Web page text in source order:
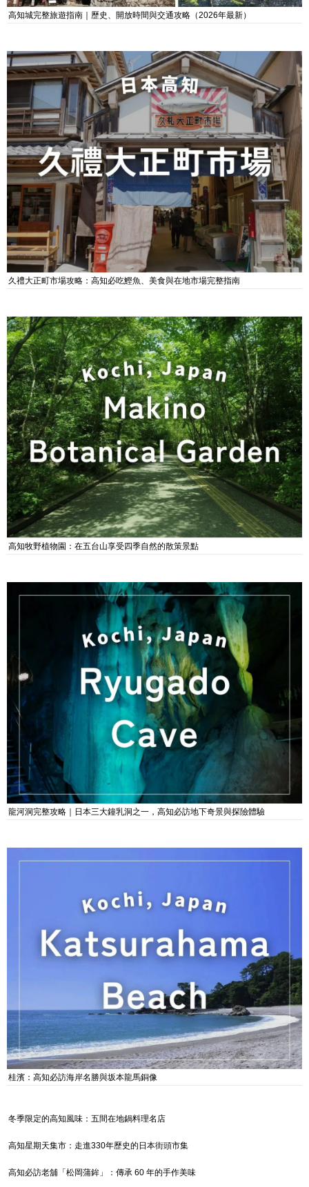
高知城完整旅遊指南｜歷史、開放時間與交通攻略（2026年最新）
久禮大正町市場攻略：高知必吃鰹魚、美食與在地市場完整指南
高知牧野植物園：在五台山享受四季自然的散策景點
龍河洞完整攻略｜日本三大鐘乳洞之一，高知必訪地下奇景與探險體驗
桂濱：高知必訪海岸名勝與坂本龍馬銅像
冬季限定的高知風味：五間在地鍋料理名店
高知星期天集市：走進330年歷史的日本街頭市集
高知必訪老舖「松岡蒲鉾」：傳承 60 年的手作美味